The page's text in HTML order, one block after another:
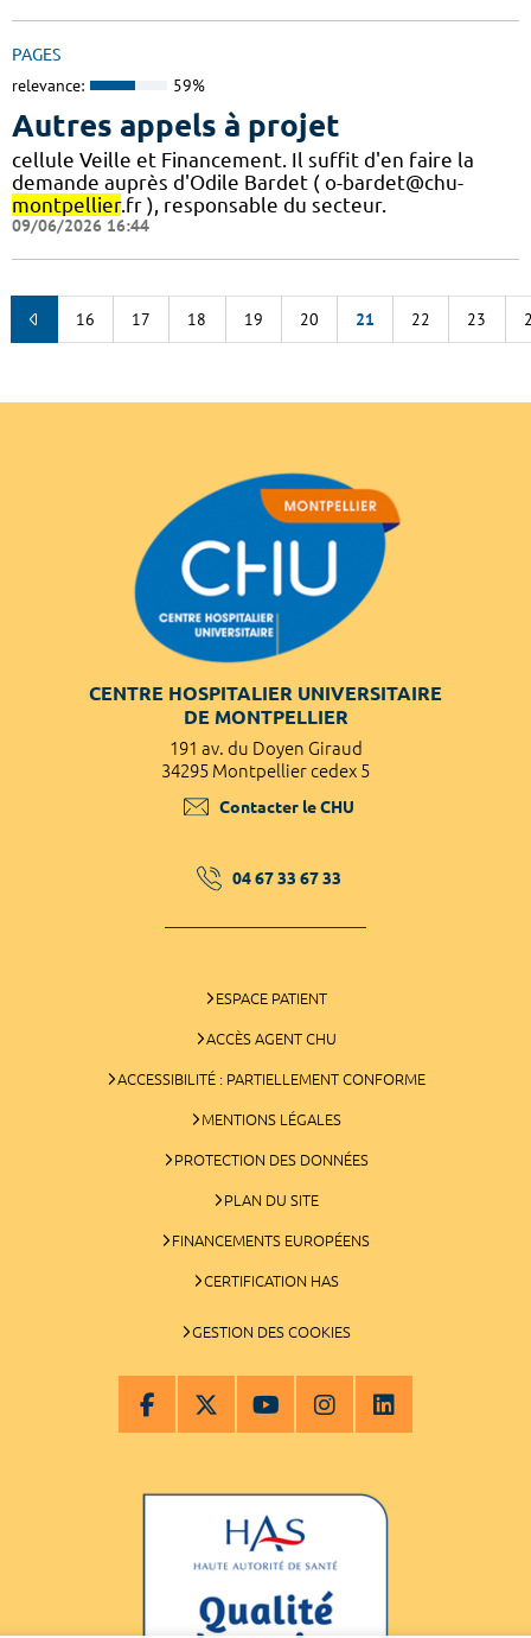
PAGES
relevance: 59%
Autres appels à projet
cellule Veille et Financement. Il suffit d'en faire la
demande auprès d'Odile Bardet ( o-bardet@chu-
montpellier.fr ), responsable du secteur.
09/06/2026 16:44
16 17 18 19 20 21 22 23
CENTRE HOSPITALIER UNIVERSITAIRE
DE MONTPELLIER
191 av. du Doyen Giraud
34295 Montpellier cedex 5
Contacter le CHU
04 67 33 67 33
ESPACE PATIENT
ACCÈS AGENT CHU
ACCESSIBILITÉ : PARTIELLEMENT CONFORME
MENTIONS LÉGALES
PROTECTION DES DONNÉES
PLAN DU SITE
FINANCEMENTS EUROPÉENS
CERTIFICATION HAS
GESTION DES COOKIES